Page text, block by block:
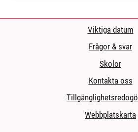
Viktiga datum
Frågor & svar
Skolor
Kontakta oss
Webbplatskarta